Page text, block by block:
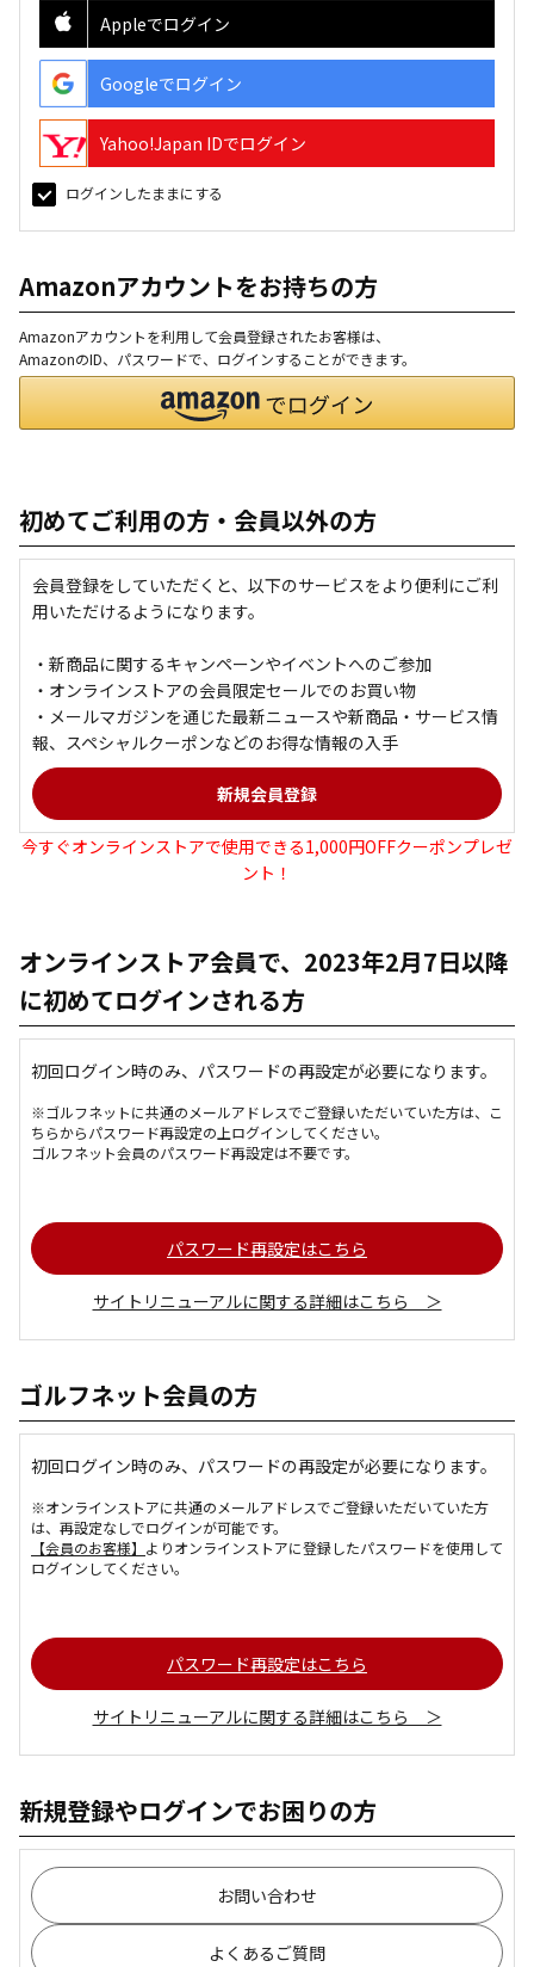
Appleでログイン
Googleでログイン
Yahoo!Japan IDでログイン
ログインしたままにする
Amazonアカウントをお持ちの方
Amazonアカウントを利用して会員登録されたお客様は、
AmazonのID、パスワードで、ログインすることができます。
初めてご利用の方・会員以外の方
会員登録をしていただくと、以下のサービスをより便利にご利
用いただけるようになります。
・新商品に関するキャンペーンやイベントへのご参加
・オンラインストアの会員限定セールでのお買い物
・メールマガジンを通じた最新ニュースや新商品・サービス情
報、スペシャルクーポンなどのお得な情報の入手
今すぐオンラインストアで使用できる1,000円OFFクーポンプレゼ
ント！
オンラインストア会員で、2023年2月7日以降
に初めてログインされる方
初回ログイン時のみ、パスワードの再設定が必要になります。
※ゴルフネットに共通のメールアドレスでご登録いただいていた方は、こ
ちらからパスワード再設定の上ログインしてください。
ゴルフネット会員のパスワード再設定は不要です。
パスワード再設定はこちら
サイトリニューアルに関する詳細はこちら ＞
ゴルフネット会員の方
初回ログイン時のみ、パスワードの再設定が必要になります。
※オンラインストアに共通のメールアドレスでご登録いただいていた方
は、再設定なしでログインが可能です。
【会員のお客様】 よりオンラインストアに登録したパスワードを使用して
ログインしてください。
パスワード再設定はこちら
サイトリニューアルに関する詳細はこちら ＞
新規登録やログインでお困りの方
お問い合わせ
よくあるご質問